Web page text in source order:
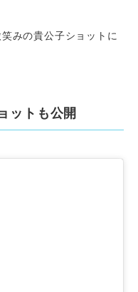
みの貴公子ショットに
ットも公開